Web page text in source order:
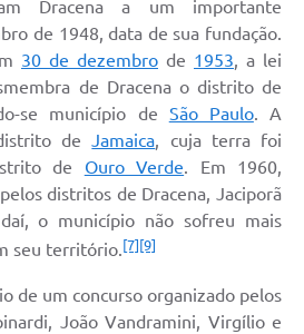
Dracena a um importante
de 1948, data de sua fundação.
30 de dezembro de 1953, a lei
de Dracena o distrito de
se município de São Paulo. A
deJamaica, cuja terra foi
de Ouro Verde. Em 1960,
distritos de Dracena, Jaciporã
o município não sofreu mais
seu território.[7][9]
de um concurso organizado pelos
João Vandramini, Virgílio e